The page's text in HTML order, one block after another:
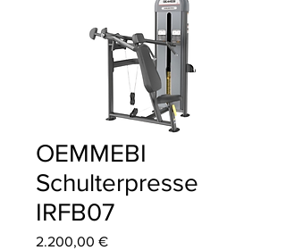
OEMMEBI
Schulterpresse
IRFB07
2.200,00 €Preis